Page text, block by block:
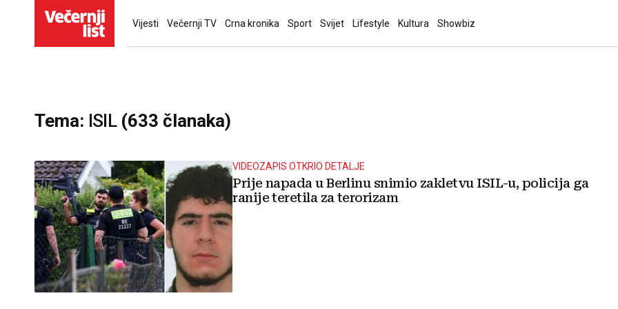
Vijesti Večernji TV Crna kronika Sport Svijet Lifestyle Kultura Showbiz
Tema: ISIL(633 članaka)
VIDEOZAPIS OTKRIO DETALJE
Prije napada u Berlinu snimio zakletvu ISIL-u, policija ga
ranije teretila za terorizam